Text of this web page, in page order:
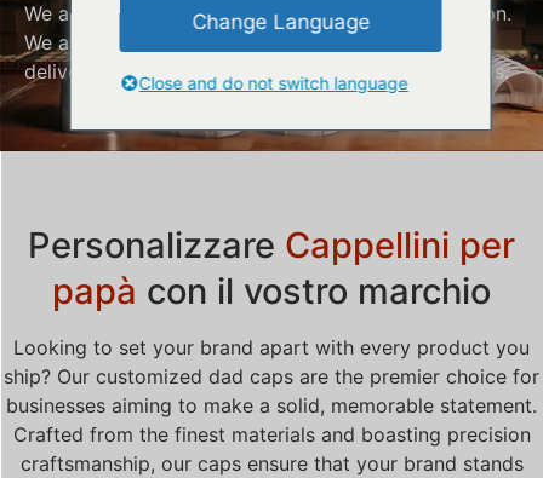
We are a company that values customer satisfaction.
We are always committed to producing and
delivering quality Dad caps that meet all your needs.
Personalizzare Cappellini per
papà con il vostro marchio
Looking to set your brand apart with every product you
ship? Our customized dad caps are the premier choice for
businesses aiming to make a solid, memorable statement.
Crafted from the finest materials and boasting precision
craftsmanship, our caps ensure that your brand stands
Change Language
Close and do not switch language